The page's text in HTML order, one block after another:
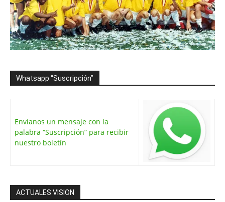
Whatsapp “Suscripción”
Envíanos un mensaje con la
palabra “Suscripción” para recibir
nuestro boletín
ACTUALES VISION